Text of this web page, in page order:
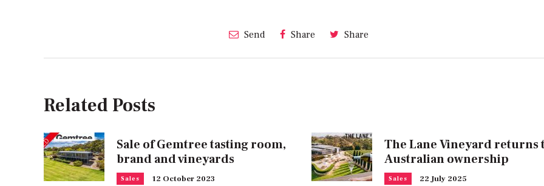
Send Share Share
Related Posts
Sale of Gemtree tasting room,
brand and vineyards
Sales 12 October 2023
The Lane Vineyard returns
Australian ownership
Sales 22 July 2025